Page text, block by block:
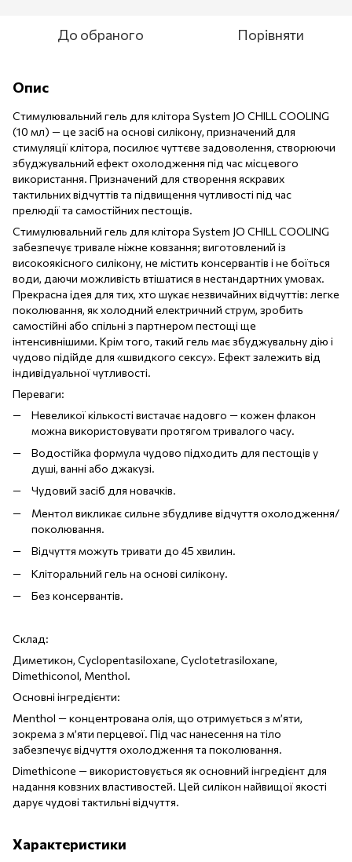
До обраного Порівняти
Опис
Стимулювальний гель для клітора System JO CHILL COOLING
(10 мл) — це засіб на основі силікону, призначений для
стимуляції клітора, посилює чуттєве задоволення, створюючи
збуджувальний ефект охолодження під час місцевого
використання. Призначений для створення яскравих
тактильних відчуттів та підвищення чутливості під час
прелюдії та самостійних пестощів.
Стимулювальний гель для клітора System JO CHILL COOLING
забезпечує тривале ніжне ковзання; виготовлений із
високоякісного силікону, не містить консервантів і не боїться
води, даючи можливість втішатися в нестандартних умовах.
Прекрасна ідея для тих, хто шукає незвичайних відчуттів: легке
поколювання, як холодний електричний струм, зробить
самостійні або спільні з партнером пестощі ще
інтенсивнішими. Крім того, такий гель має збуджувальну дію і
чудово підійде для «швидкого сексу». Ефект залежить від
індивідуальної чутливості.
Переваги:
Невеликої кількості вистачає надовго — кожен флакон
можна використовувати протягом тривалого часу.
Водостійка формула чудово підходить для пестощів у
душі, ванні або джакузі.
Чудовий засіб для новачків.
Ментол викликає сильне збудливе відчуття охолодження/
поколювання.
Відчуття можуть тривати до 45 хвилин.
Кліторальний гель на основі силікону.
Без консервантів.
Склад:
Диметикон, Cyclopentasiloxane, Cyclotetrasiloxane,
Dimethiconol, Menthol.
Основні інгредієнти:
Menthol — концентрована олія, що отримується з м’яти,
зокрема з м’яти перцевої. Під час нанесення на тіло
забезпечує відчуття охолодження та поколювання.
Dimethicone — використовується як основний інгредієнт для
надання ковзних властивостей. Цей силікон найвищої якості
дарує чудові тактильні відчуття.
Характеристики